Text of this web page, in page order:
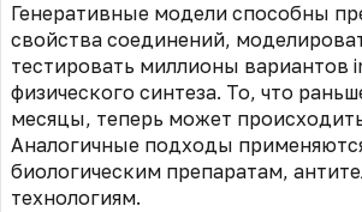
Генеративные модели способны
свойства соединений,
тестировать миллионы вариантов
физического синтеза. То, что
месяцы, теперь может
Аналогичные подходы
биологическим препаратам,
технологиям.